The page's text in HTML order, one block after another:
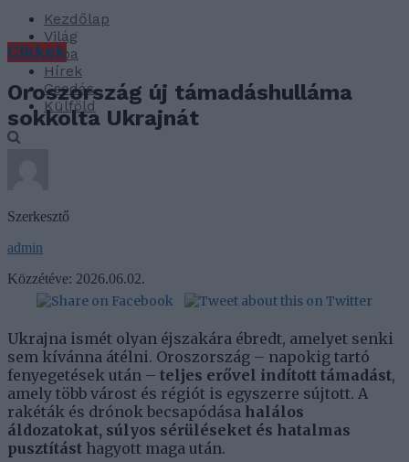
Kezdőlap
Világ
Baba
Hírek
Csodás
Külföld
Cikkek
Oroszország új támadáshulláma
sokkolta Ukrajnát
Szerkesztő
admin
Közzétéve: 2026.06.02.
Ukrajna ismét olyan éjszakára ébredt, amelyet senki
sem kívánna átélni. Oroszország – napokig tartó
fenyegetések után – teljes erővel indított támadást,
amely több várost és régiót is egyszerre sújtott. A
rakéták és drónok becsapódása halálos
áldozatokat, súlyos sérüléseket és hatalmas
pusztítást hagyott maga után.